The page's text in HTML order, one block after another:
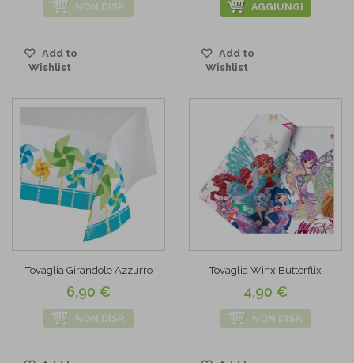
NON DISP.
Add to
Wishlist
AGGIUNGI
Add to
Wishlist
Tovaglia Girandole Azzurro
6,90 €
NON DISP.
Tovaglia Winx Butterflix
4,90 €
NON DISP.